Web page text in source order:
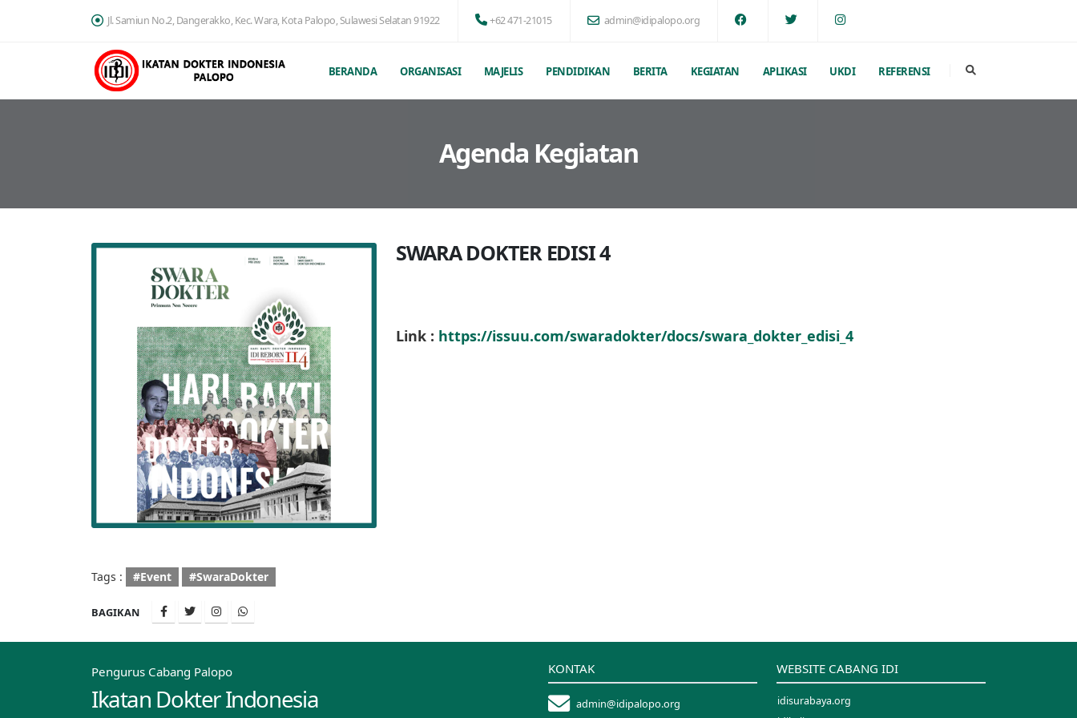
Jl. Samiun No.2, Dangerakko, Kec. Wara, Kota Palopo, Sulawesi Selatan 91922 +62 471-21015 admin@idipalopo.org
BERANDA ORGANISASI MAJELIS PENDIDIKAN BERITA KEGIATAN APLIKASI UKDI REFERENSI
Agenda Kegiatan
SWARA DOKTER EDISI 4
Link : https://issuu.com/swaradokter/docs/swara_dokter_edisi_4
Tags : #Event #SwaraDokter
BAGIKAN
Pengurus Cabang Palopo
Ikatan Dokter Indonesia
KONTAK
admin@idipalopo.org
WEBSITE CABANG IDI
idisurabaya.org